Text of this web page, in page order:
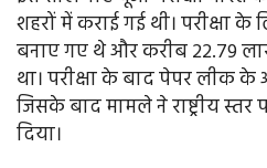
शहरों में कराई गई थी। परीक्षा
बनाए गए थे और करीब 22.79
था। परीक्षा के बाद पेपर लीक
जिसके बाद मामले ने राष्ट्रीय
दिया।